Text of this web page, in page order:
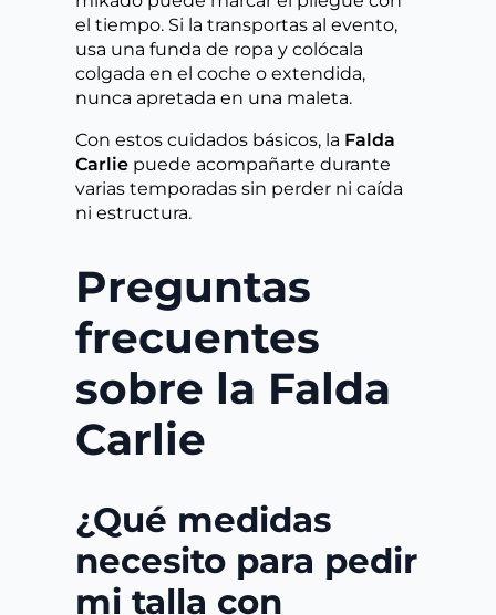
el tiempo. Si la transportas al evento,
usa una funda de ropa y colócala
colgada en el coche o extendida,
nunca apretada en una maleta.
Con estos cuidados básicos, la Falda
Carlie puede acompañarte durante
varias temporadas sin perder ni caída
ni estructura.
Preguntas
frecuentes
sobre la Falda
Carlie
¿Qué medidas
necesito para pedir
mi talla con